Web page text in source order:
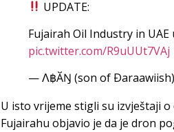
UPDATE:
Fujairah Oil Industry in
pic.twitter.com/R9uUUt7VAj
— Ʌ฿ҮӐŊ (son of Ðaraawiish)
U isto vrijeme stigli su izvještaji
Fujairahu objavio je da je dron